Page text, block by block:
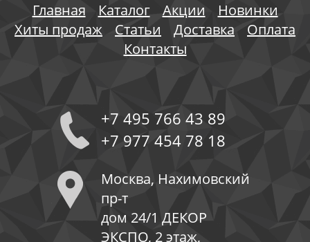
Главная Каталог Акции
Новинки
Хиты продаж
Статьи Доставка
Оплата
Контакты
+7 495 766 43 89
+7 977 454 78 18
Москва, Нахимовский
пр-т
дом 24/1 ДЕКОР
ЭКСПО, 2 этаж,